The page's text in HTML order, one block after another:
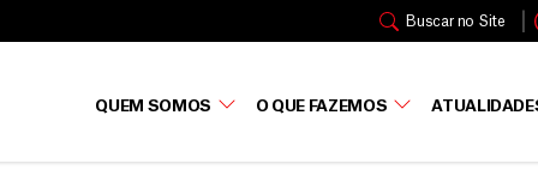
Buscar no Site
QUEM SOMOS O QUE FAZEMOS